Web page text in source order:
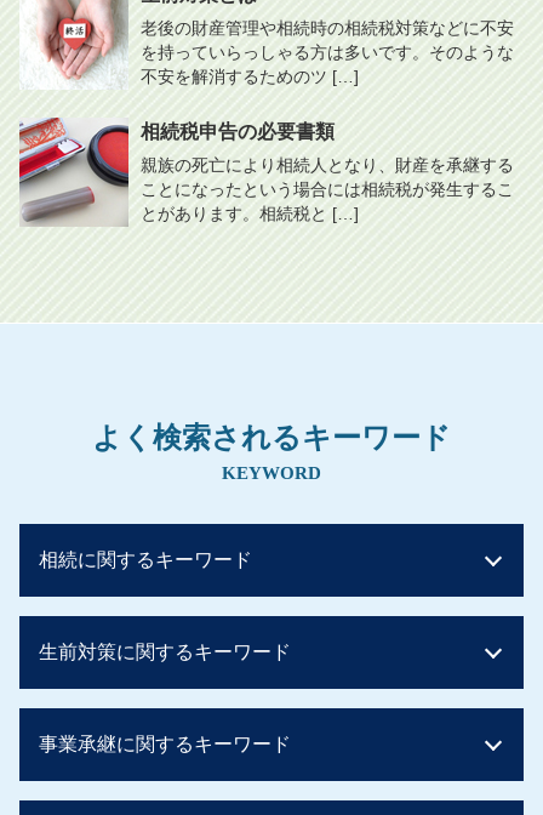
老後の財産管理や相続時の相続税対策などに不安
を持っていらっしゃる方は多いです。そのような
不安を解消するためのツ […]
相続税申告の必要書類
親族の死亡により相続人となり、財産を承継する
ことになったという場合には相続税が発生するこ
とがあります。相続税と […]
よく検索されるキーワード
KEYWORD
相続に関するキーワード
贈与税 非課税 住宅
相続税 基礎控除 不動産
マンション 相続税
贈与税 かからない方法
生前対策に関するキーワード
住宅資金贈与 父母 それぞれ
生前贈与 不動産
事業承継に関するキーワード